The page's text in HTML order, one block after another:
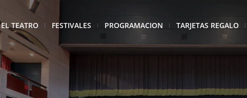
EL TEATRO FESTIVALES PROGRAMACION TARJETAS REGALO